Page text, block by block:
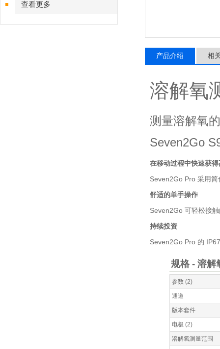
查看更多
产品介绍 相
溶解氧
测量溶解氧
Seven2Go
在移动过程中快速获
Seven2Go Pro 采用
舒适的单手操作
Seven2Go 可轻松接
持续投资
Seven2Go Pro 的
规格 - 溶
参数 (2)
通道
版本套件
电极 (2)
溶解氧测量范围